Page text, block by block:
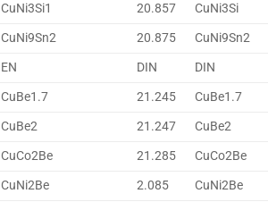
CuNi3Si1 20.857
CuNi3Si
CuNi9Sn2 20.875
CuNi9Sn2
EN DIN
DIN
CuBe1.7 21.245
CuBe1.7
CuBe2 21.247
CuBe2
CuCo2Be 21.285
CuCo2Be
CuNi2Be 2.085
CuNi2Be